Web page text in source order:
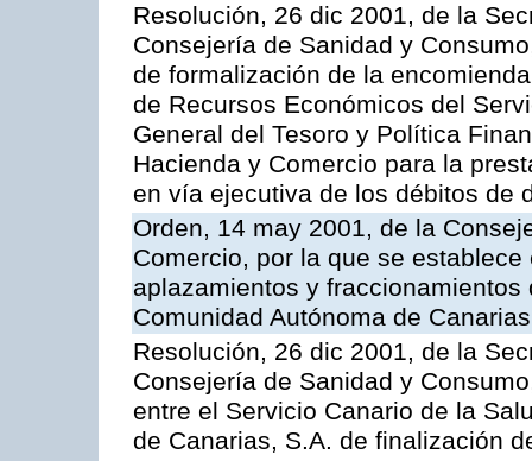
Resolución, 26 dic 2001, de la
Consejería de Sanidad y
de formalización de la
de Recursos Económicos del
General del Tesoro y Política
Hacienda y Comercio para la
en vía ejecutiva de los débitos de
Orden, 14 may 2001, de la
Comercio, por la que se
aplazamientos y
Comunidad Autónoma de Canarias
Resolución, 26 dic 2001, de la
Consejería de Sanidad y
entre el Servicio Canario de la
de Canarias, S.A. de finalización